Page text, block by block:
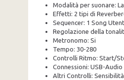
Modalità per suonare:
Effetti: 2 tipi di
Sequencer: 1 Song
Regolazione della
Metronomo: Si
Tempo: 30-280
Controlli Ritmo: Start/
Connessioni: USB-
Altri Controlli: